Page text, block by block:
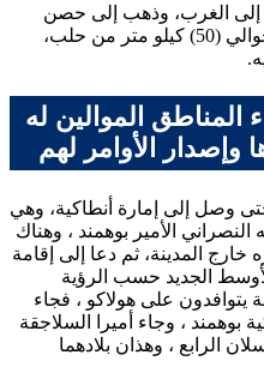
إلى الغرب، وذهب إلى حصن
حارم المسلم والذي يقع على بعد حوالي (50) كيلو متر من حلب،
المناطق الموالين له
وإصدار الأوامر لهم
وصل إلى إمارة أنطاكية، وهي
الأمير بوهمند ، وهناك
المدينة، ثم دعا إلى إقامة
الجديد حسب الرؤية
يتوافدون على هولاكو ، فجاء
بوهمند ، وجاء أميرا السلاجقة
الرابع ، وهذان بلادهما